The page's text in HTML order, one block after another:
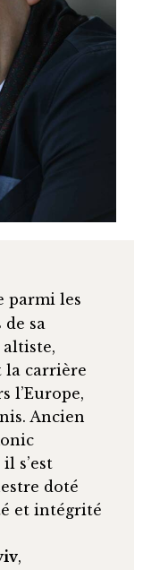
parmi les
sa
altiste,
la carrière
l’Europe,
Ancien
s’est
doté
et intégrité
,